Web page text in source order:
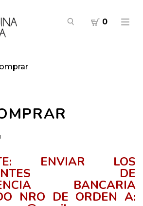
0
ENVIAR LOS
DE
BANCARIA
NRO DE ORDEN A: